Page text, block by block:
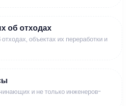
об отходах
объектах их переработки и
и не только инженеров-